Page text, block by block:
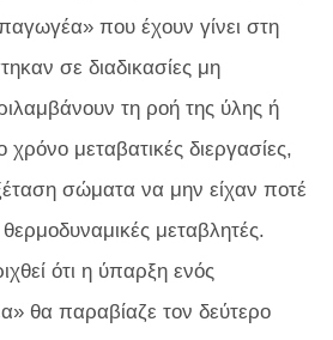
που έχουν γίνει στη
σε διαδικασίες μη
τη ροή της ύλης ή
μεταβατικές διεργασίες,
σώματα να μην είχαν ποτέ
μεταβλητές.
ότι η ύπαρξη ενός
θα παραβίαζε τον δεύτερο